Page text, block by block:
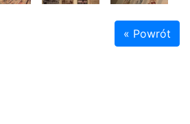
« Powrót